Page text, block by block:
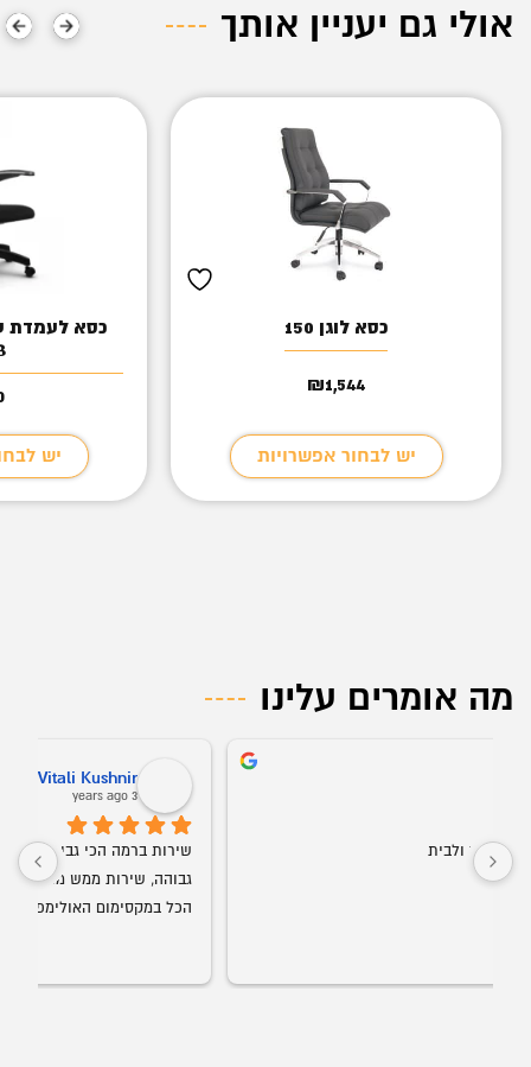
אולי גם יעניין אותך
כסא לוגן 150
₪1,544
יש לבחור אפשרויות יש
מה אומרים עלינו
Vitali Kushnir
הכל במקסימום האולימפי! ממליץ לכולם בחום!